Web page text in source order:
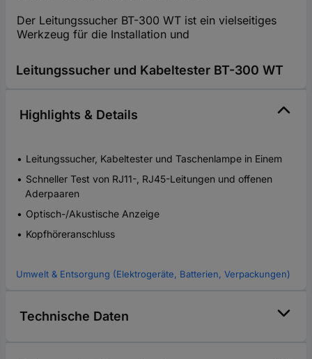
Der Leitungssucher BT-300 WT ist ein vielseitiges
Werkzeug für die Installation und
Leitungssucher und Kabeltester BT-300 WT
Highlights & Details
Leitungssucher, Kabeltester und Taschenlampe in Einem
Schneller Test von RJ11-, RJ45-Leitungen und offenen
Aderpaaren
Optisch-/Akustische Anzeige
Kopfhöreranschluss
Umwelt & Entsorgung (Elektrogeräte, Batterien, Verpackungen)
Technische Daten